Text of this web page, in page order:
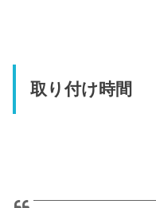
取り付け時間